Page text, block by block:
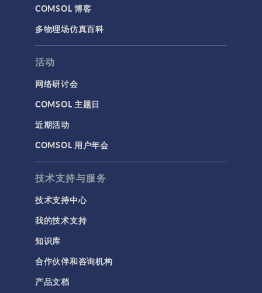
COMSOL 博客
多物理场仿真百科
活动
网络研讨会
COMSOL 主题日
近期活动
COMSOL 用户年会
技术支持与服务
技术支持中心
我的技术支持
知识库
合作伙伴和咨询机构
产品文档